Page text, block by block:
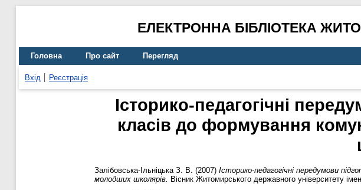
ЕЛЕКТРОННА БІБЛІОТЕКА
Головна Про сайт Перегляд
Вхід Реєстрація
Історико-педагогічні
класів до формування
Залібовська-Ільніцька З. В. (2007) Історико-педагогічні передумови
молодших школярів. Вісник Житомирського державного університету